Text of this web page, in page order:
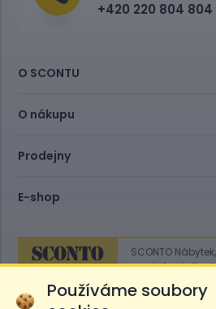
+420 220 804 804
O SCONTU
O nákupu
Prodejny
E-shop
SCONTO
mezinárodního
obchodní domy
Používáme soubory